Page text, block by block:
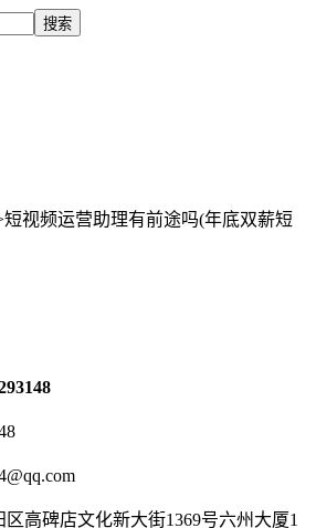
短视频运营助理有前途吗(年底双薪短
区高碑店文化新大街1369号六州大厦1